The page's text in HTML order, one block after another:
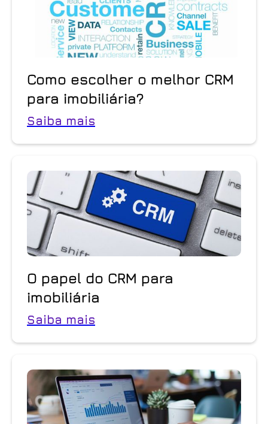
Como escolher o melhor CRM
para imobiliária?
Saiba mais
O papel do CRM para
imobiliária
Saiba mais